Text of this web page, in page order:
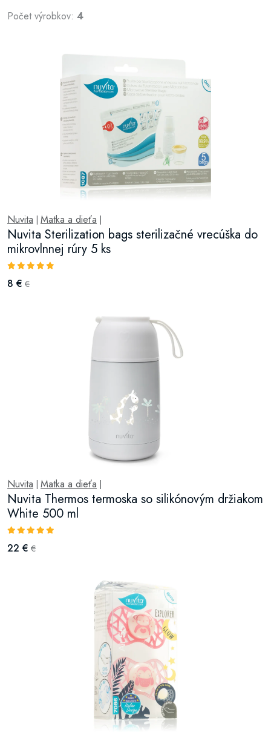
Počet výrobkov: 4
Nuvita Matka a dieťa
Nuvita Sterilization bags sterilizačné vrecúška do
mikrovlnnej rúry 5 ks
8 € €
Nuvita Matka a dieťa
Nuvita Thermos termoska so silikónovým držiakom
White 500 ml
22 € €